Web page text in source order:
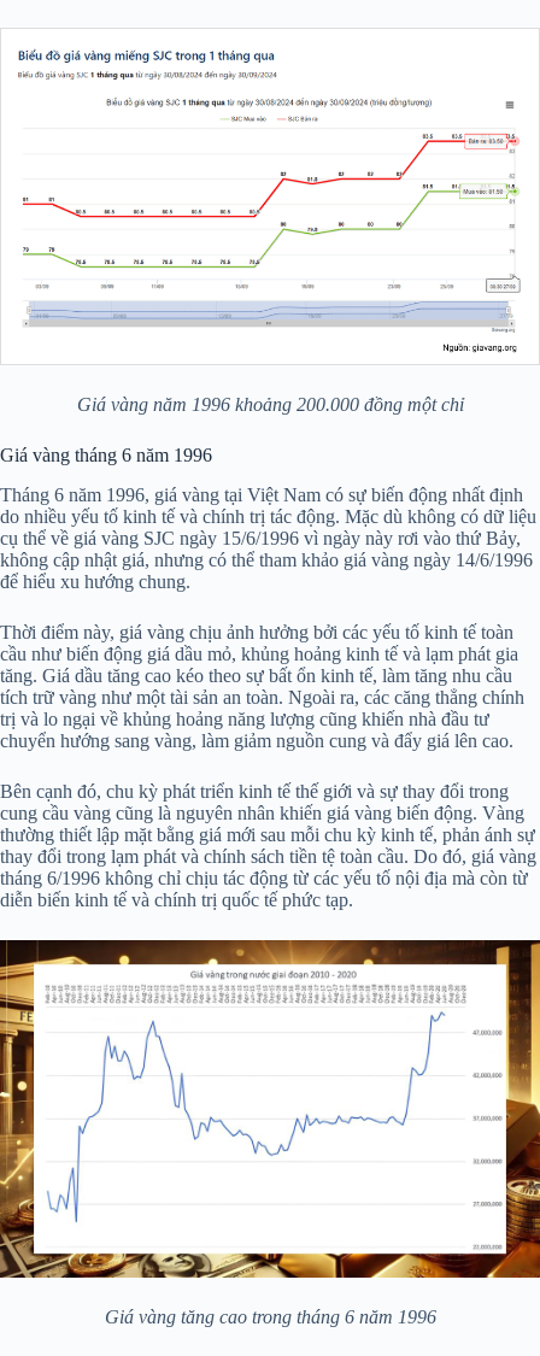
Giá vàng năm 1996 khoảng 200.000 đồng một chỉ
Giá vàng tháng 6 năm 1996
Tháng 6 năm 1996, giá vàng tại Việt Nam có sự biến động nhất định
do nhiều yếu tố kinh tế và chính trị tác động. Mặc dù không có dữ liệu
cụ thể về giá vàng SJC ngày 15/6/1996 vì ngày này rơi vào thứ Bảy,
không cập nhật giá, nhưng có thể tham khảo giá vàng ngày 14/6/1996
để hiểu xu hướng chung.
Thời điểm này, giá vàng chịu ảnh hưởng bởi các yếu tố kinh tế toàn
cầu như biến động giá dầu mỏ, khủng hoảng kinh tế và lạm phát gia
tăng. Giá dầu tăng cao kéo theo sự bất ổn kinh tế, làm tăng nhu cầu
tích trữ vàng như một tài sản an toàn. Ngoài ra, các căng thẳng chính
trị và lo ngại về khủng hoảng năng lượng cũng khiến nhà đầu tư
chuyển hướng sang vàng, làm giảm nguồn cung và đẩy giá lên cao.
Bên cạnh đó, chu kỳ phát triển kinh tế thế giới và sự thay đổi trong
cung cầu vàng cũng là nguyên nhân khiến giá vàng biến động. Vàng
thường thiết lập mặt bằng giá mới sau mỗi chu kỳ kinh tế, phản ánh sự
thay đổi trong lạm phát và chính sách tiền tệ toàn cầu. Do đó, giá vàng
tháng 6/1996 không chỉ chịu tác động từ các yếu tố nội địa mà còn từ
diễn biến kinh tế và chính trị quốc tế phức tạp.
Giá vàng tăng cao trong tháng 6 năm 1996